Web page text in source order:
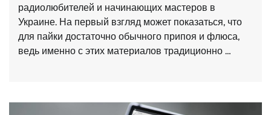
радиолюбителей и начинающих мастеров в
Украине. На первый взгляд может показаться, что
для пайки достаточно обычного припоя и флюса,
ведь именно с этих материалов традиционно …